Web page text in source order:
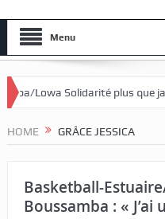
Menu
plus que jamais
HOME GRÂCE JESSICA
Basketball-
Boussamba : «